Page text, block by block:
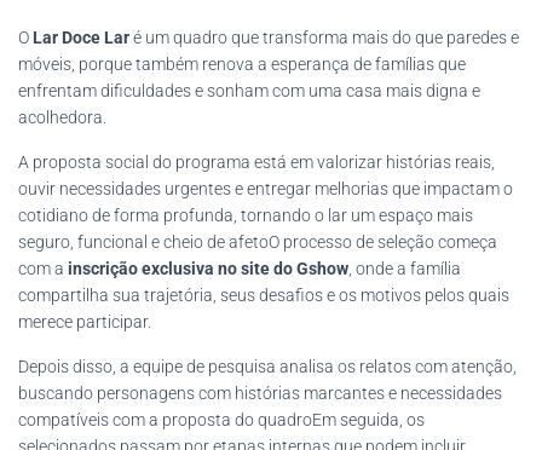
O Lar Doce Laré um quadro que transforma mais do que paredes e
móveis, porque também renova a esperança de famílias que
enfrentam dificuldades e sonham com uma casa mais digna e
acolhedora.
A proposta social do programa está em valorizar histórias reais,
ouvir necessidades urgentes e entregar melhorias que impactam o
cotidiano de forma profunda, tornando o lar um espaço mais
seguro, funcional e cheio de afetoO processo de seleção começa
com a inscrição exclusiva no site do Gshow , onde a família
compartilha sua trajetória, seus desafios e os motivos pelos quais
merece participar.
Depois disso, a equipe de pesquisa analisa os relatos com atenção,
buscando personagens com histórias marcantes e necessidades
compatíveis com a proposta do quadroEm seguida, os